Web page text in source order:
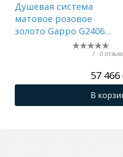
Душевая система
матовое розовое
золото Gappo G2406-
/ 0
57 466
В